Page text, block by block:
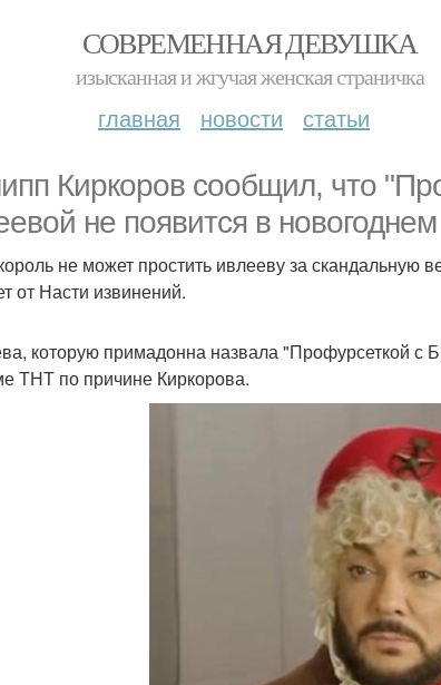
СОВРЕМЕННАЯ ДЕВУШКА
изысканная и жгучая женская страничка
главная новости статьи
Киркоров сообщил, что
не появится в
не может простить ивлееву за скандальную
от Насти извинений.
которую примадонна назвала "Профурсеткой с
ТНТ по причине Киркорова.